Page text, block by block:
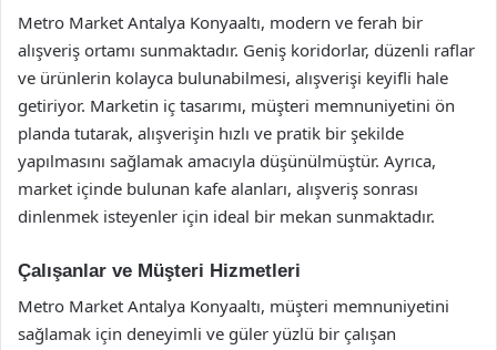
Metro Market Antalya Konyaaltı, modern ve ferah bir
alışveriş ortamı sunmaktadır. Geniş koridorlar, düzenli raflar
ve ürünlerin kolayca bulunabilmesi, alışverişi keyifli hale
getiriyor. Marketin iç tasarımı, müşteri memnuniyetini ön
planda tutarak, alışverişin hızlı ve pratik bir şekilde
yapılmasını sağlamak amacıyla düşünülmüştür. Ayrıca,
market içinde bulunan kafe alanları, alışveriş sonrası
dinlenmek isteyenler için ideal bir mekan sunmaktadır.
Çalışanlar ve Müşteri Hizmetleri
Metro Market Antalya Konyaaltı, müşteri memnuniyetini
sağlamak için deneyimli ve güler yüzlü bir çalışan